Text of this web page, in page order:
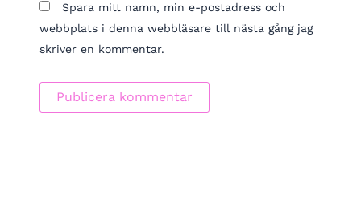
Spara mitt namn, min e-postadress och
webbplats i denna webbläsare till nästa gång jag
skriver en kommentar.